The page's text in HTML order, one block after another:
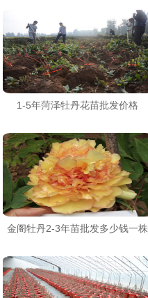
1-5年菏泽牡丹花苗批发价格
金阁牡丹2-3年苗批发多少钱一株